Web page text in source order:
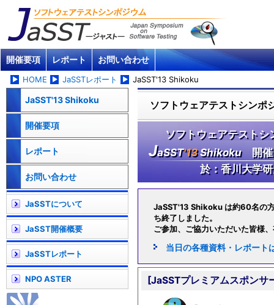
開催要項 レポート お問い合わせ
HOME JaSSTレポート JaSST'13 Shikoku
ソフトウェアテストシンポ
ソフトウェアテスト
JaSST'13Shikoku開催
於：香川大学
JaSST'13 Shikoku は約60名の
ち終了しました。
ご参加、ご協力いただいた皆様
当日の各種資料・レポート
[JaSSTプレミアムスポンサ
JaSST'13 Shikoku
開催要項
レポート
お問い合わせ
JaSSTについて
JaSST開催概要
JaSSTレポート
NPO ASTER